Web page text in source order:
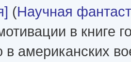
(Научная
в книге
в американских